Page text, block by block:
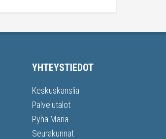
YHTEYSTIEDOT
Keskuskanslia
Palvelutalot
Pyhä Maria
Seurakunnat